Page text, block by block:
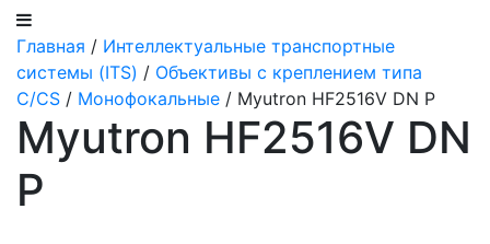
Главная / Интеллектуальные транспортные
системы (ITS) / Объективы с креплением типа
C/CS / Монофокальные / Myutron HF2516V DN P
Myutron HF2516V DN
P